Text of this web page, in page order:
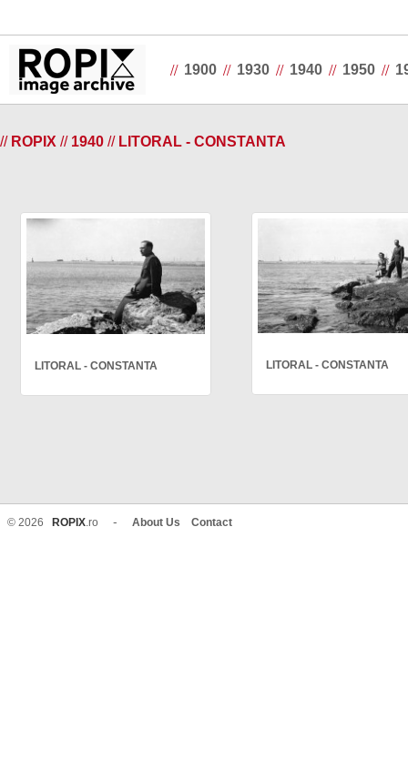
// 1900 // 1930 // 1940 // 1950 //
// ROPIX // 1940 // LITORAL - CONSTANTA
LITORAL - CONSTANTA LITORAL - CONSTANTA
© 2026 ROPIX.ro - About Us Contact